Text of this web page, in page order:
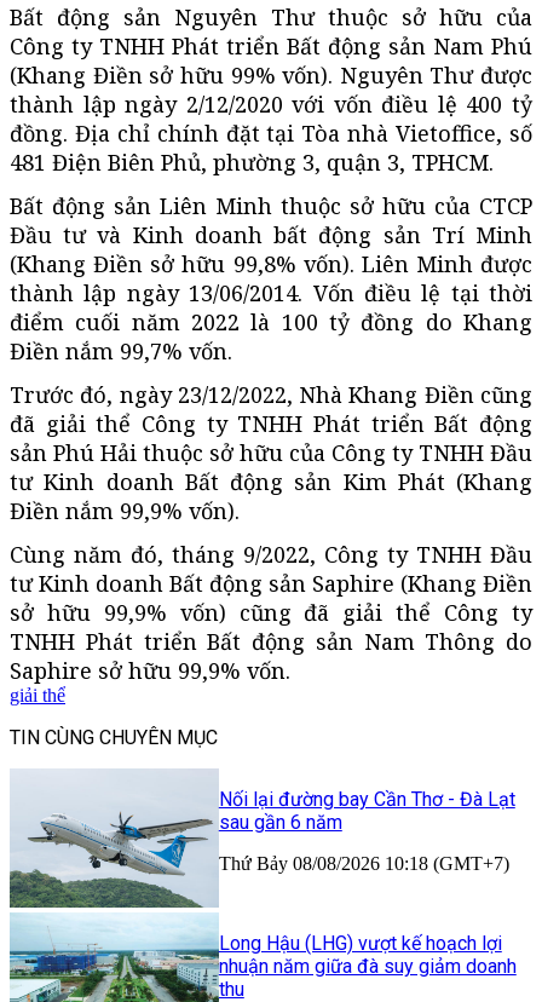
Bất động sản Nguyên Thư thuộc sở hữu của
Công ty TNHH Phát triển Bất động sản Nam Phú
(Khang Điền sở hữu 99% vốn). Nguyên Thư được
thành lập ngày 2/12/2020 với vốn điều lệ 400 tỷ
đồng. Địa chỉ chính đặt tại Tòa nhà Vietoffice, số
481 Điện Biên Phủ, phường 3, quận 3, TPHCM.
Bất động sản Liên Minh thuộc sở hữu của CTCP
Đầu tư và Kinh doanh bất động sản Trí Minh
(Khang Điền sở hữu 99,8% vốn). Liên Minh được
thành lập ngày 13/06/2014. Vốn điều lệ tại thời
điểm cuối năm 2022 là 100 tỷ đồng do Khang
Điền nắm 99,7% vốn.
Trước đó, ngày 23/12/2022, Nhà Khang Điền cũng
đã giải thể Công ty TNHH Phát triển Bất động
sản Phú Hải thuộc sở hữu của Công ty TNHH Đầu
tư Kinh doanh Bất động sản Kim Phát (Khang
Điền nắm 99,9% vốn).
Cùng năm đó, tháng 9/2022, Công ty TNHH Đầu
tư Kinh doanh Bất động sản Saphire (Khang Điền
sở hữu 99,9% vốn) cũng đã giải thể Công ty
TNHH Phát triển Bất động sản Nam Thông do
Saphire sở hữu 99,9% vốn.
giải thể
TIN CÙNG CHUYÊN MỤC
Nối lại đường bay Cần Thơ - Đà Lạt
sau gần 6 năm
Thứ Bảy 08/08/2026 10:18 (GMT+7)
Long Hậu (LHG) vượt kế hoạch lợi
nhuận năm giữa đà suy giảm doanh
thu